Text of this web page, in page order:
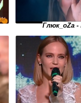
Глюк_оZа